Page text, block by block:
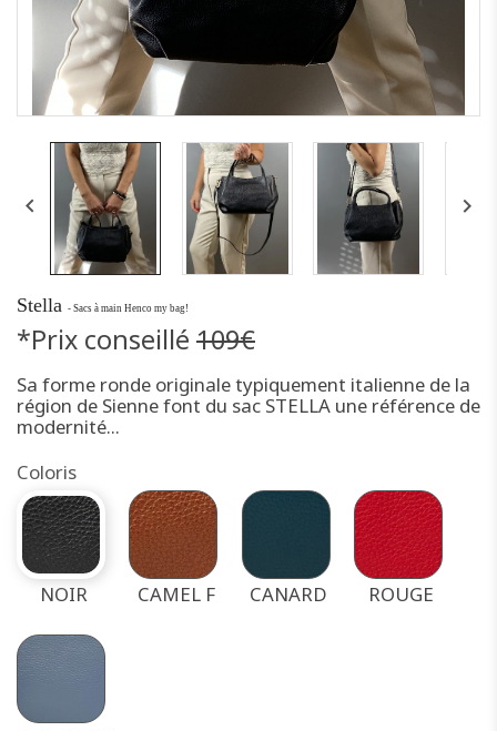
 
Stella - Sacs à main Henco my bag!
*Prix conseillé 109€
Sa forme ronde originale typiquement italienne de la
région de Sienne font du sac STELLA une référence de
modernité...
Coloris
NOIR CAMEL F CANARD ROUGE